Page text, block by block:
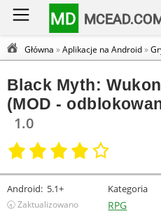
MD
Główna »Aplikacje na Android»
Black Myth:
(MOD -
1.0
Android: 5.1+
🕣 Zaktualizowano
Kategoria
RPG